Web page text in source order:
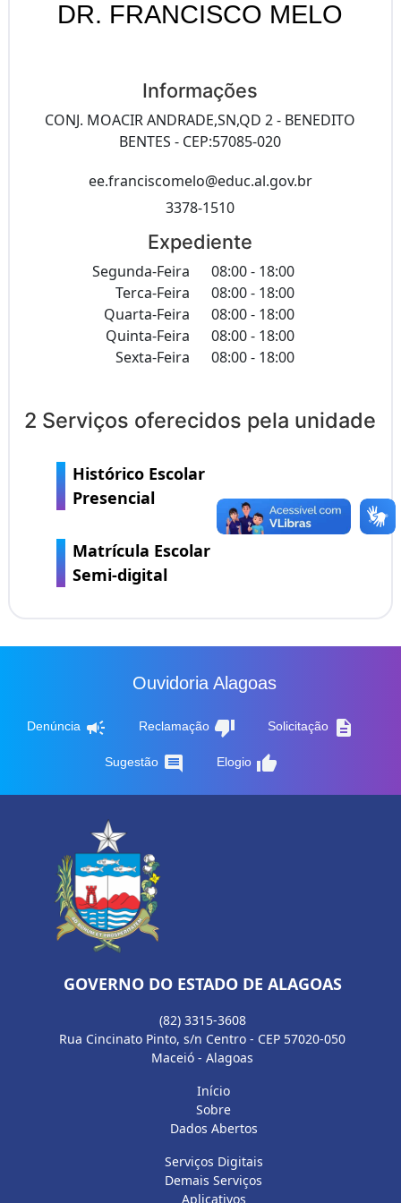
DR. FRANCISCO MELO
Informações
CONJ. MOACIR ANDRADE,SN,QD 2 - BENEDITO
BENTES - CEP:57085-020
ee.franciscomelo@educ.al.gov.br
3378-1510
Expediente
Segunda-Feira
08:00 - 18:00
Terca-Feira
08:00 - 18:00
Quarta-Feira
08:00 - 18:00
Quinta-Feira
08:00 - 18:00
Sexta-Feira
08:00 - 18:00
2 Serviços oferecidos pela unidade
Histórico Escolar
Presencial
Matrícula Escolar
Semi-digital
Ouvidoria Alagoas
Denúncia campaign Reclamação thumb_down Solicitação description
Sugestão comment Elogio thumb_up
GOVERNO DO ESTADO DE ALAGOAS
(82) 3315-3608
Rua Cincinato Pinto, s/n Centro - CEP 57020-050
Maceió - Alagoas
Início
Sobre
Dados Abertos
Serviços Digitais
Demais Serviços
Aplicativos